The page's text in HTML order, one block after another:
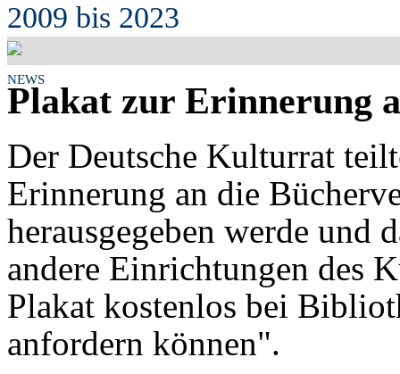
2009 bis 2023
NEWS
Plakat zur Erinnerung
Der Deutsche Kulturrat
Erinnerung an die
herausgegeben werde und
andere Einrichtungen des
Plakat kostenlos bei
anfordern können".